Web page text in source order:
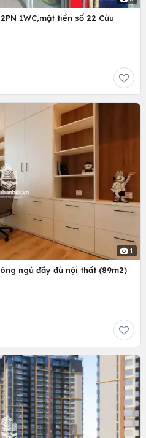
1WC,mặt tiền số 22 Cửu
1
ngủ đầy đủ nội thất (89m2)